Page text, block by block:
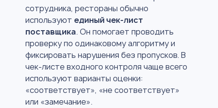
сотрудника, рестораны обычно
используют единый чек-лист
поставщика. Он помогает проводить
проверку по одинаковому алгоритму и
фиксировать нарушения без пропусков. В
чек-листе входного контроля чаще всего
используют варианты оценки:
«соответствует», «не соответствует»
или «замечание».